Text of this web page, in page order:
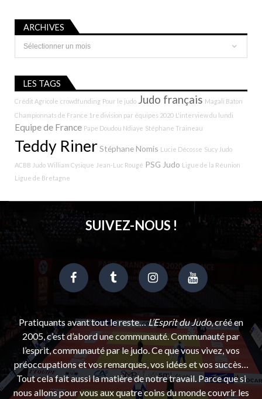
ARCHIVES
Archives
LES TAGS
Crédit Agricole crowdfunding Pour le judo Judo français Magali Baton
Championnats de France 1re division par équipes 2020 L'interview du lundi
Equipe de France Pape Doudou Ndiaye Stéphane Traineau
Teddy RinerStéphane Nomis Lucie Décosse Sucy Judo
ACBB Judo William Cysique Jean-Luc Rougé PSG Judo Ligue de la Réunion
Ligue de Bretagne
SUIVEZ-NOUS !
Pratiquants avant tout le reste…L’Esprit du Judo, créé en
2005, c’est d’abord une communauté. Communauté par
l’esprit, communauté par le judo. Ce que vous vivez, vos
préoccupations et vos remarques, vos idées et vos succès…
Tout cela fait aussi la matière de notre travail. Parce que si
nous allons pour vous aux quatre coins du monde couvrir les